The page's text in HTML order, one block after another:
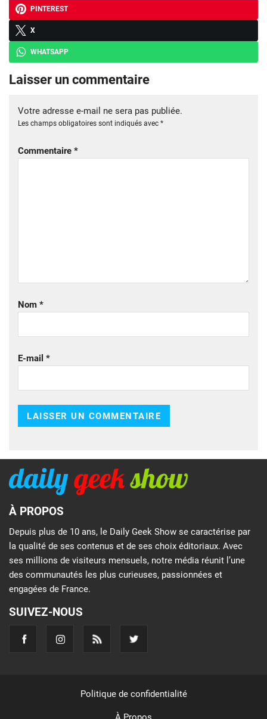
PINTEREST
X
WHATSAPP
Laisser un commentaire
Votre adresse e-mail ne sera pas publiée.
Les champs obligatoires sont indiqués avec *
Commentaire *
Nom *
E-mail *
À PROPOS
Depuis plus de 10 ans, le Daily Geek Show se caractérise par
la qualité de ses contenus et de ses choix éditoriaux. Avec
ses millions de visiteurs mensuels, notre média réunit l’une
des communautés les plus curieuses, passionnées et
engagées de France.
SUIVEZ-NOUS
Politique de confidentialité